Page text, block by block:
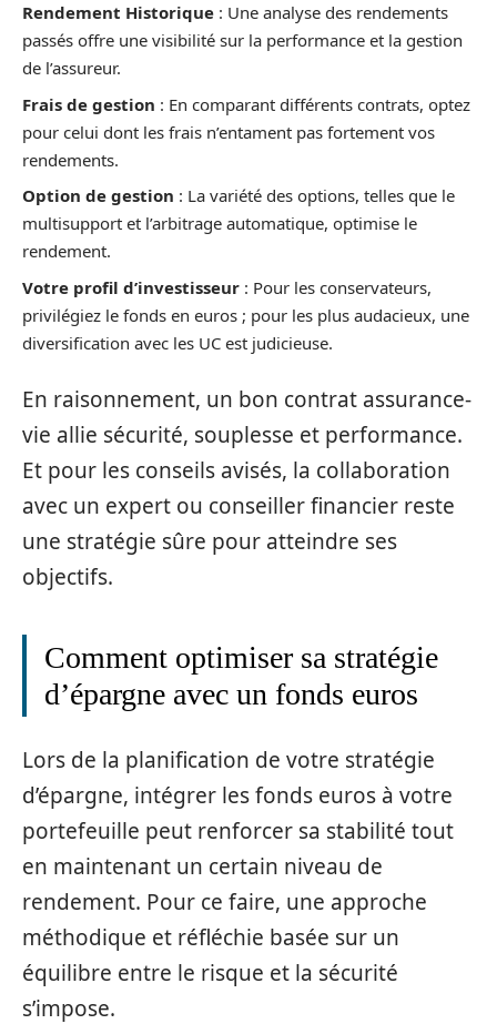
Rendement Historique : Une analyse des rendements
passés offre une visibilité sur la performance et la gestion
de l’assureur.
Frais de gestion : En comparant différents contrats, optez
pour celui dont les frais n’entament pas fortement vos
rendements.
Option de gestion : La variété des options, telles que le
multisupport et l’arbitrage automatique, optimise le
rendement.
Votre profil d’investisseur : Pour les conservateurs,
privilégiez le fonds en euros ; pour les plus audacieux, une
diversification avec les UC est judicieuse.
En raisonnement, un bon contrat assurance-
vie allie sécurité, souplesse et performance.
Et pour les conseils avisés, la collaboration
avec un expert ou conseiller financier reste
une stratégie sûre pour atteindre ses
objectifs.
Comment optimiser sa stratégie
d’épargne avec un fonds euros
Lors de la planification de votre stratégie
d’épargne, intégrer les fonds euros à votre
portefeuille peut renforcer sa stabilité tout
en maintenant un certain niveau de
rendement. Pour ce faire, une approche
méthodique et réfléchie basée sur un
équilibre entre le risque et la sécurité
s’impose.